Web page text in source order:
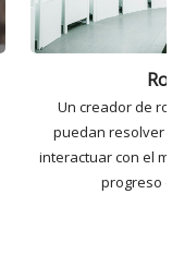
Un creador de
puedan resolver
interactuar con el
progreso